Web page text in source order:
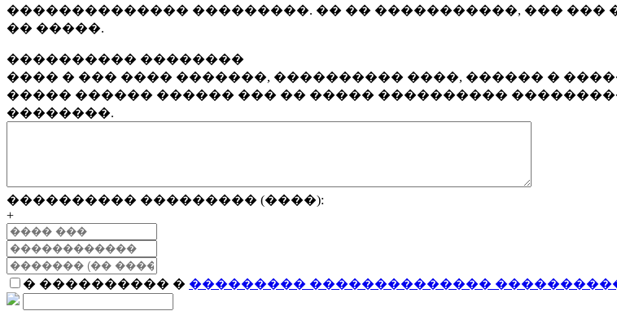
�������������� ���������. �� �� �����������, ���
�� �����.
���������� ��������
���� � ��� ���� �������, ���������� ����, ������ �
����� ������ ������ ��� �� ����� ����������
��������.
���������� ��������� (����):
+
� ���������� � ��������� ��������������